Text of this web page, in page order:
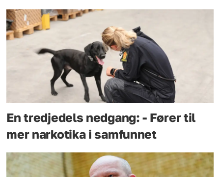
En tredjedels nedgang: - Fører til
mer narkotika i samfunnet